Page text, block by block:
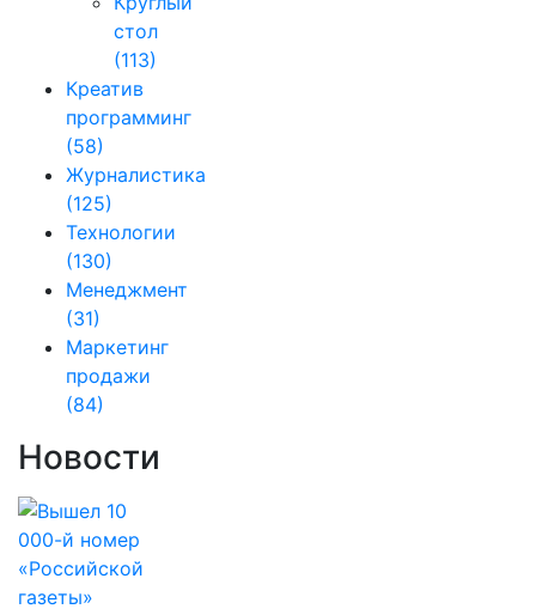
стол
(113)
Креатив
программинг
(58)
Журналистика
(125)
Технологии
(130)
Менеджмент
(31)
Маркетинг
продажи
(84)
Новости